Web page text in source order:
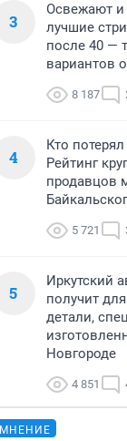
3
Освежают
лучшие
после 40 —
вариантов
8 187
4
Кто
Рейтинг
продавцов
5 721
5
Иркутский
получит
детали,
Новгороде
4 851
МНЕНИЕ